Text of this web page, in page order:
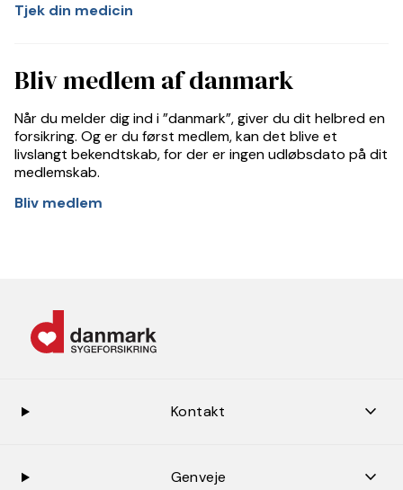
Tjek din medicin
Bliv medlem af danmark
Når du melder dig ind i ”danmark”, giver du dit helbred en
forsikring. Og er du først medlem, kan det blive et
livslangt bekendtskab, for der er ingen udløbsdato på dit
medlemskab.
Bliv medlem
Kontakt
Genveje